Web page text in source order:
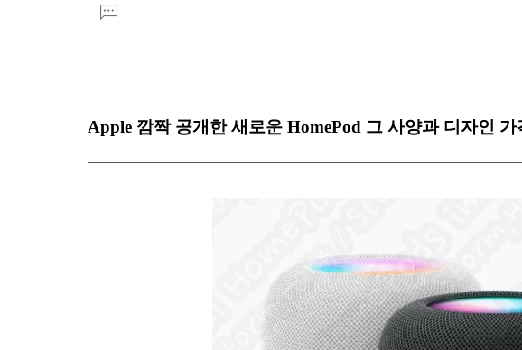
문댓
글
Apple 깜짝 공개한 새로운 HomePod 그 사양과 디자인